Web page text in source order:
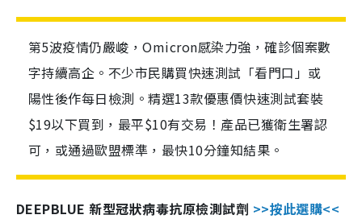
第5波疫情仍嚴峻，Omicron感染力強，確診個案數
字持續高企。不少市民購買快速測試「看門口」或
陽性後作每日檢測。精選13款優惠價快速測試套裝
$19以下買到，最平$10有交易！產品已獲衛生署認
可，或通過歐盟標準，最快10分鐘知結果。
DEEPBLUE 新型冠狀病毒抗原檢測試劑 >>按此選購<<